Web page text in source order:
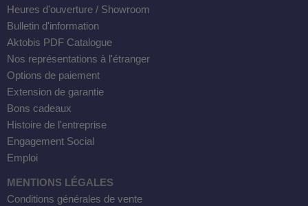
Heures d'ouverture / Showroom
Bulletin d'information
Aktobis PDF Catalogue
Nos représentations à l'étranger
Options de paiement
Extension de garantie
Bons cadeaux
Histoire de l'entreprise
Engagement Social
Emploi
MENTIONS LÉGALES
Conditions générales de vente